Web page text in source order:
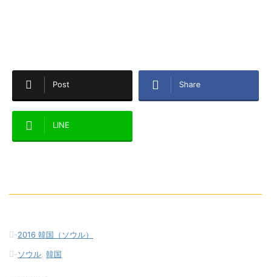
Post Share
LINE
-2016 韓国（ソウル）
-ソウル 韓国